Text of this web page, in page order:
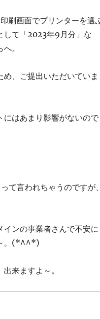
刷画面でプリンターを選
して「2023年9月分」な
。
、ご提出いただいていま
にはあまり影響がないので
て言われちゃうのですが
ンの事業者さんで不安に
～。(*^^*)
来ますよ～。